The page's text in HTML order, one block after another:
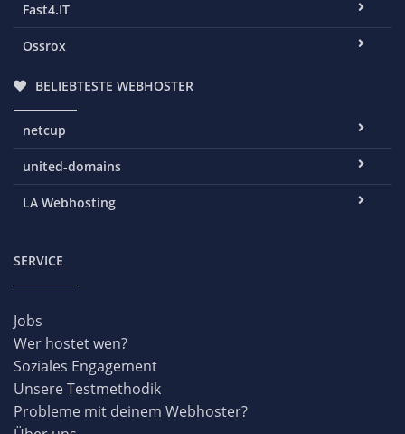
Fast4.IT
Ossrox
BELIEBTESTE WEBHOSTER
netcup
united-domains
LA Webhosting
SERVICE
Jobs
Wer hostet wen?
Soziales Engagement
Unsere Testmethodik
Probleme mit deinem Webhoster?